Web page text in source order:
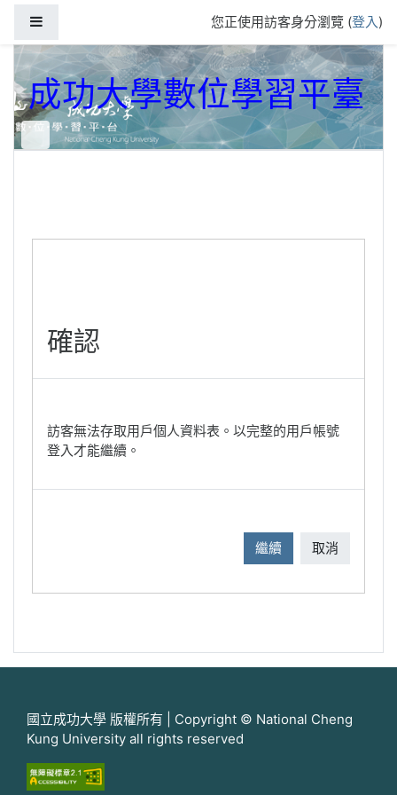
您正使用訪客身分瀏覽 (登入)
成功大學數位學習平臺
確認
訪客無法存取用戶個人資料表。以完整的用戶帳號
登入才能繼續。
繼續 取消
國立成功大學 版權所有 | Copyright © National Cheng
Kung University all rights reserved